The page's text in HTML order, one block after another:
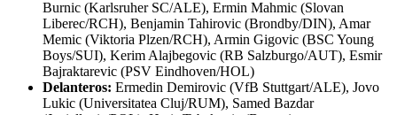
Burnic (Karlsruher SC/ALE), Ermin Mahmic (Slovan
Liberec/RCH), Benjamin Tahirovic (Brondby/DIN), Amar
Memic (Viktoria Plzen/RCH), Armin Gigovic (BSC Young
Boys/SUI), Kerim Alajbegovic (RB Salzburgo/AUT), Esmir
Bajraktarevic (PSV Eindhoven/HOL)
Delanteros: Ermedin Demirovic (VfB Stuttgart/ALE), Jovo
Lukic (Universitatea Cluj/RUM), Samed Bazdar